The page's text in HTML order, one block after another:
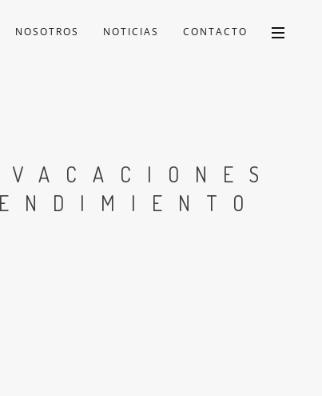
NOSOTROS NOTICIAS CONTACTO